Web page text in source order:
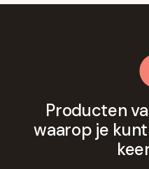
Producten
waarop je